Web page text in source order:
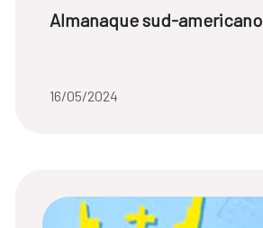
News title:
Almanaque sud-americano
Date of the news::
16/05/2024